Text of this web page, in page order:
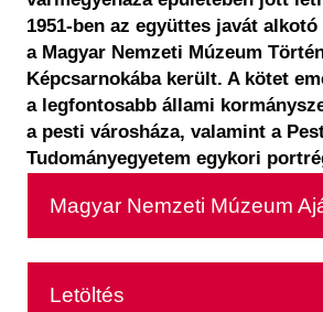
1951-ben az együttes javát
a Magyar Nemzeti Múzeum
Képcsarnokába került. A kötet
a legfontosabb állami
a pesti városháza, valamint a
Tudományegyetem egykori
Magyar Nemzeti Múzeum
Letöltés